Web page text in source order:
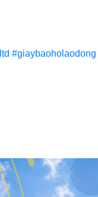
#giaybaoholaodong